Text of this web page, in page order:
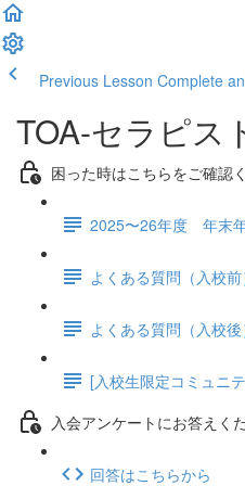
Previous Lesson Complete
TOA-セラピス
困った時はこちらをご確認
2025〜26年度 年末
よくある質問（入校前
よくある質問（入校後
[入校生限定コミュニ
入会アンケートにお答えく
回答はこちらから